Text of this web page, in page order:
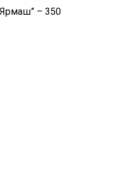
– 350